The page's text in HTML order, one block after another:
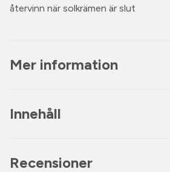
återvinn när solkrämen är slut
Mer information
Innehåll
Recensioner